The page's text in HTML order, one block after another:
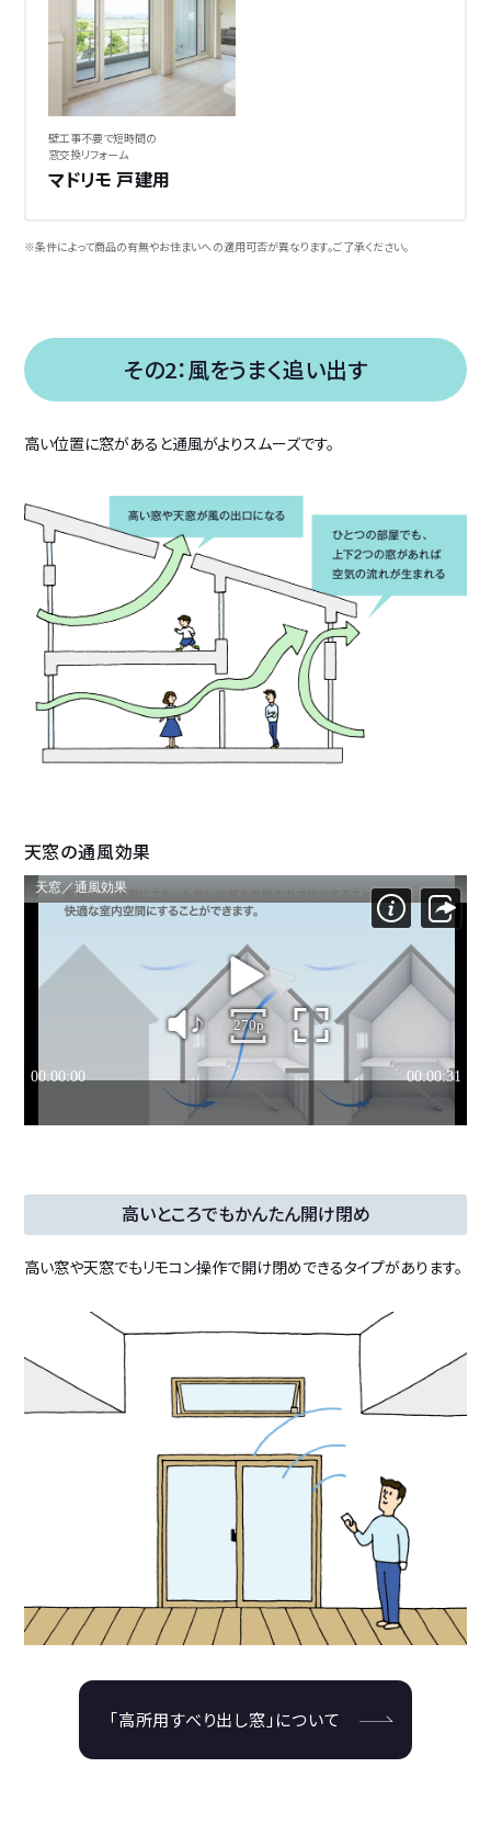
壁工事不要で短時間の
窓交換リフォーム
マドリモ 戸建用
※条件によって商品の有無やお住まいへの適用可否が異なります。ご了承ください。
その2：風をうまく追い出す
高い位置に窓があると通風がよりスムーズです。
天窓の通風効果
高いところでもかんたん開け閉め
高い窓や天窓でもリモコン操作で開け閉めできるタイプがあります。
「高所用すべり出し窓」について